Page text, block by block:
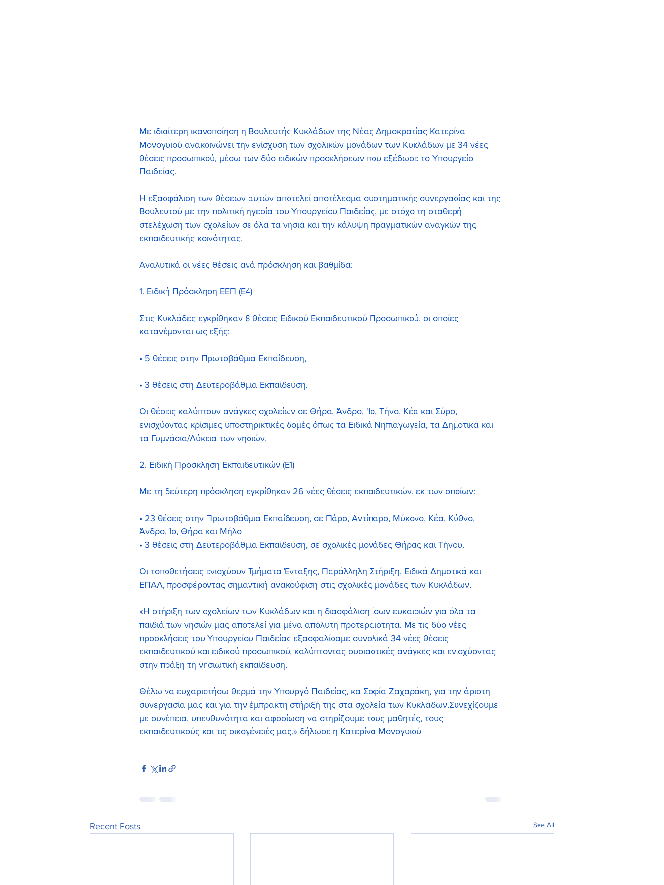
Με ιδιαίτερη ικανοποίηση η Βουλευτής Κυκλάδων της Νέας Δημοκρατίας Κατερίνα
Μονογυιού ανακοινώνει την ενίσχυση των σχολικών μονάδων των Κυκλάδων με 34 νέες
θέσεις προσωπικού, μέσω των δύο ειδικών προσκλήσεων που εξέδωσε το Υπουργείο
Παιδείας.
Η εξασφάλιση των θέσεων αυτών αποτελεί αποτέλεσμα συστηματικής συνεργασίας και της
Βουλευτού με την πολιτική ηγεσία του Υπουργείου Παιδείας, με στόχο τη σταθερή
στελέχωση των σχολείων σε όλα τα νησιά και την κάλυψη πραγματικών αναγκών της
εκπαιδευτικής κοινότητας.
Αναλυτικά οι νέες θέσεις ανά πρόσκληση και βαθμίδα:
1. Ειδική Πρόσκληση ΕΕΠ (Ε4)
Στις Κυκλάδες εγκρίθηκαν 8 θέσεις Ειδικού Εκπαιδευτικού Προσωπικού, οι οποίες
κατανέμονται ως εξής:
• 5 θέσεις στην Πρωτοβάθμια Εκπαίδευση,
• 3 θέσεις στη Δευτεροβάθμια Εκπαίδευση.
Οι θέσεις καλύπτουν ανάγκες σχολείων σε Θήρα, Άνδρο, 'Ιο, Τήνο, Κέα και Σύρο,
ενισχύοντας κρίσιμες υποστηρικτικές δομές όπως τα Ειδικά Νηπιαγωγεία, τα Δημοτικά και
τα Γυμνάσια/Λύκεια των νησιών.
2. Ειδική Πρόσκληση Εκπαιδευτικών (Ε1)
Με τη δεύτερη πρόσκληση εγκρίθηκαν 26 νέες θέσεις εκπαιδευτικών, εκ των οποίων:
• 23 θέσεις στην Πρωτοβάθμια Εκπαίδευση, σε Πάρο, Αντίπαρο, Μύκονο, Κέα, Κύθνο,
Άνδρο, Ίο, Θήρα και Μήλο
• 3 θέσεις στη Δευτεροβάθμια Εκπαίδευση, σε σχολικές μονάδες Θήρας και Τήνου.
Οι τοποθετήσεις ενισχύουν Τμήματα Ένταξης, Παράλληλη Στήριξη, Ειδικά Δημοτικά και
ΕΠΑΛ, προσφέροντας σημαντική ανακούφιση στις σχολικές μονάδες των Κυκλάδων.
«Η στήριξη των σχολείων των Κυκλάδων και η διασφάλιση ίσων ευκαιριών για όλα τα
παιδιά των νησιών μας αποτελεί για μένα απόλυτη προτεραιότητα. Με τις δύο νέες
προσκλήσεις του Υπουργείου Παιδείας εξασφαλίσαμε συνολικά 34 νέες θέσεις
εκπαιδευτικού και ειδικού προσωπικού, καλύπτοντας ουσιαστικές ανάγκες και ενισχύοντας
στην πράξη τη νησιωτική εκπαίδευση.
Θέλω να ευχαριστήσω θερμά την Υπουργό Παιδείας, κα Σοφία Ζαχαράκη, για την άριστη
συνεργασία μας και για την έμπρακτη στήριξή της στα σχολεία των Κυκλάδων.Συνεχίζουμε
με συνέπεια, υπευθυνότητα και αφοσίωση να στηρίζουμε τους μαθητές, τους
εκπαιδευτικούς και τις οικογένειές μας.» δήλωσε η Κατερίνα Μονογυιού
Recent Posts See All